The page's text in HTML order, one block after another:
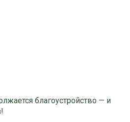
благоустройство — и